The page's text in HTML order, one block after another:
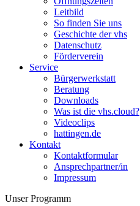
Leitbild
So finden Sie uns
Geschichte der vhs
Datenschutz
Förderverein
Service
Bürgerwerkstatt
Beratung
Downloads
Was ist die vhs.cloud?
Videoclips
hattingen.de
Kontakt
Kontaktformular
Ansprechpartner/in
Impressum
Unser Programm